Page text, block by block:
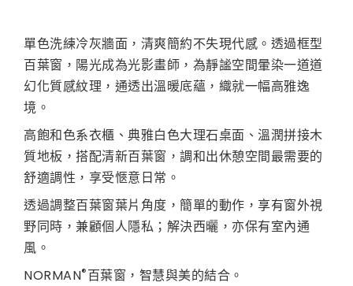
單色洗練冷灰牆面，清爽簡約不失現代感。透過框型
百葉窗，陽光成為光影畫師，為靜謐空間暈染一道道
幻化質感紋理，通透出溫暖底蘊，織就一幅高雅逸
境。
高飽和色系衣櫃、典雅白色大理石桌面、溫潤拼接木
質地板，搭配清新百葉窗，調和出休憩空間最需要的
舒適調性，享受愜意日常。
透過調整百葉窗葉片角度，簡單的動作，享有窗外視
野同時，兼顧個人隱私；解決西曬，亦保有室內通
風。
NORMAN®百葉窗，智慧與美的結合。